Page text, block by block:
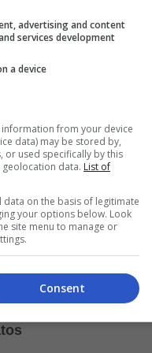
eles estão a Assistência
para a
Extensão da Licença
com academias
é outro destaque,
apenas o começo, pois
para diferentes
Repositor,
uma variedade
e experiências
de crescimento,
advertising and content
services development
a device
from your device
data) may be stored by,
or used specifically by this
geolocation data. List of
on the basis of legitimate
your options below. Look
site menu to manage or
Consent